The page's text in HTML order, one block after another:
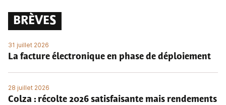
BRÈVES
31 juillet 2026
La facture électronique en phase de déploiement
28 juillet 2026
Colza : récolte 2026 satisfaisante mais rendements